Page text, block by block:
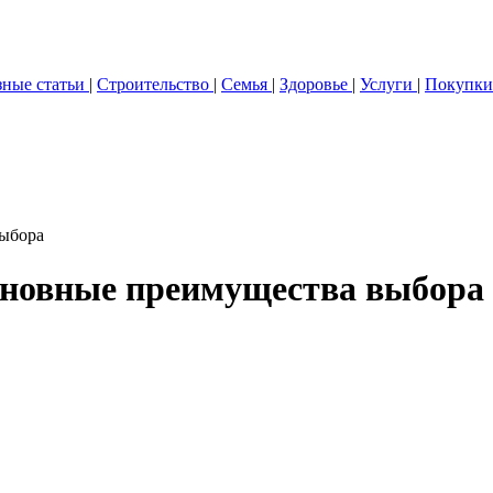
преимущества выбора
статьи | Строительство | Семья | Здоровье | Услуги | Покупки